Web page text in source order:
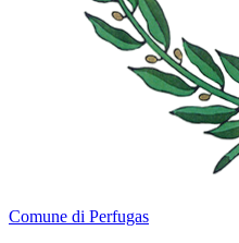
Comune di Perfugas